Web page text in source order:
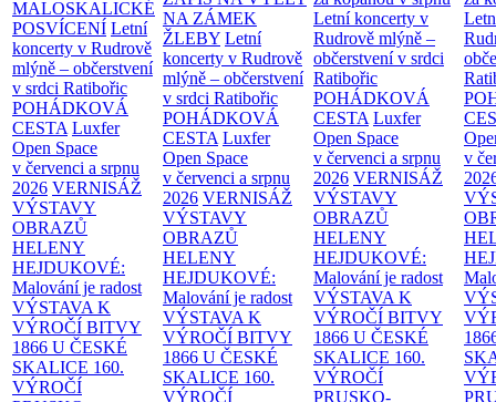
MALOSKALICKÉ
POSVÍCENÍ Letní
koncerty v Rudrově
mlýně – občerstvení
v srdci Ratibořic
POHÁDKOVÁ
CESTA Luxfer
Open Space
v červenci a srpnu
2026 VERNISÁŽ
VÝSTAVY
OBRAZŮ
HELENY
HEJDUKOVÉ:
Malování je radost
VÝSTAVA K
VÝROČÍ BITVY
1866 U ČESKÉ
SKALICE 160.
VÝROČÍ
NA ZÁMEK
ŽLEBY Letní
koncerty v Rudrově
mlýně – občerstvení
v srdci Ratibořic
POHÁDKOVÁ
CESTA Luxfer
Open Space
v červenci a srpnu
2026 VERNISÁŽ
VÝSTAVY
OBRAZŮ
HELENY
HEJDUKOVÉ:
Malování je radost
VÝSTAVA K
VÝROČÍ BITVY
1866 U ČESKÉ
SKALICE 160.
VÝROČÍ
Letní koncerty v
Rudrově mlýně –
občerstvení v srdci
Ratibořic
POHÁDKOVÁ
CESTA Luxfer
Open Space
v červenci a srpnu
2026 VERNISÁŽ
VÝSTAVY
OBRAZŮ
HELENY
HEJDUKOVÉ:
Malování je radost
VÝSTAVA K
VÝROČÍ BITVY
1866 U ČESKÉ
SKALICE 160.
VÝROČÍ
PRUSKO-
v